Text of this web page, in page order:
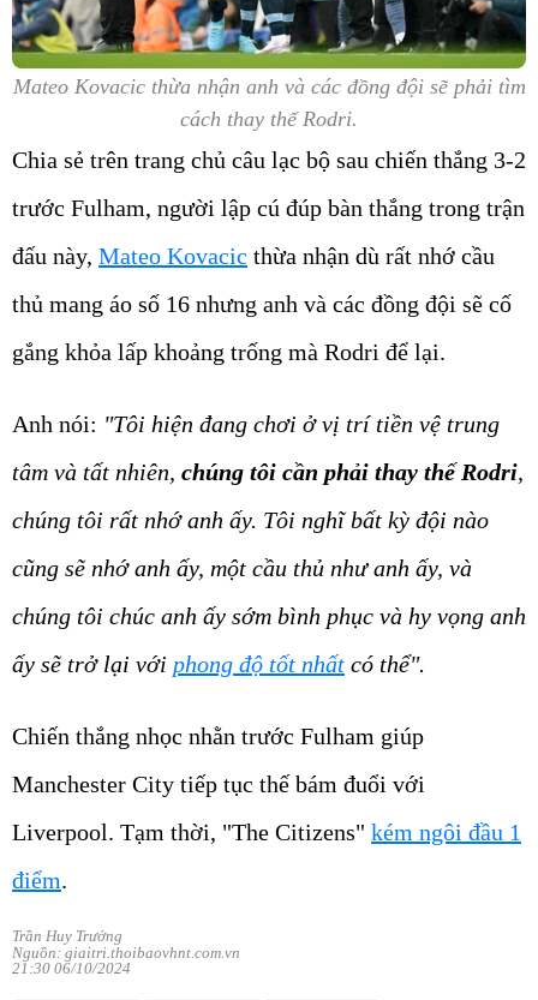
Mateo Kovacic thừa nhận anh và các đồng đội sẽ phải tìm
cách thay thế Rodri.
Chia sẻ trên trang chủ câu lạc bộ sau chiến thắng 3-2
trước Fulham, người lập cú đúp bàn thắng trong trận
đấu này, Mateo Kovacic thừa nhận dù rất nhớ cầu
thủ mang áo số 16 nhưng anh và các đồng đội sẽ cố
gắng khỏa lấp khoảng trống mà Rodri để lại.
Anh nói: "Tôi hiện đang chơi ở vị trí tiền vệ trung
tâm và tất nhiên, chúng tôi cần phải thay thế Rodri,
chúng tôi rất nhớ anh ấy. Tôi nghĩ bất kỳ đội nào
cũng sẽ nhớ anh ấy, một cầu thủ như anh ấy, và
chúng tôi chúc anh ấy sớm bình phục và hy vọng anh
ấy sẽ trở lại với phong độ tốt nhất có thể".
Chiến thắng nhọc nhằn trước Fulham giúp
Manchester City tiếp tục thế bám đuổi với
Liverpool. Tạm thời, "The Citizens" kém ngôi đầu 1
điểm.
Trần Huy Trưởng
Nguồn: giaitri.thoibaovhnt.com.vn
21:30 06/10/2024